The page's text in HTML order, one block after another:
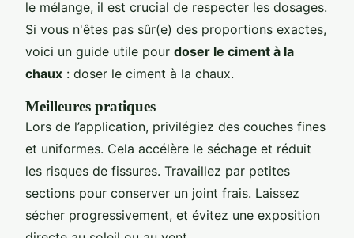
le mélange, il est crucial de respecter les dosages.
Si vous n'êtes pas sûr(e) des proportions exactes,
voici un guide utile pour doser le ciment à la
chaux : doser le ciment à la chaux.
Meilleures pratiques
Lors de l’application, privilégiez des couches fines
et uniformes. Cela accélère le séchage et réduit
les risques de fissures. Travaillez par petites
sections pour conserver un joint frais. Laissez
sécher progressivement, et évitez une exposition